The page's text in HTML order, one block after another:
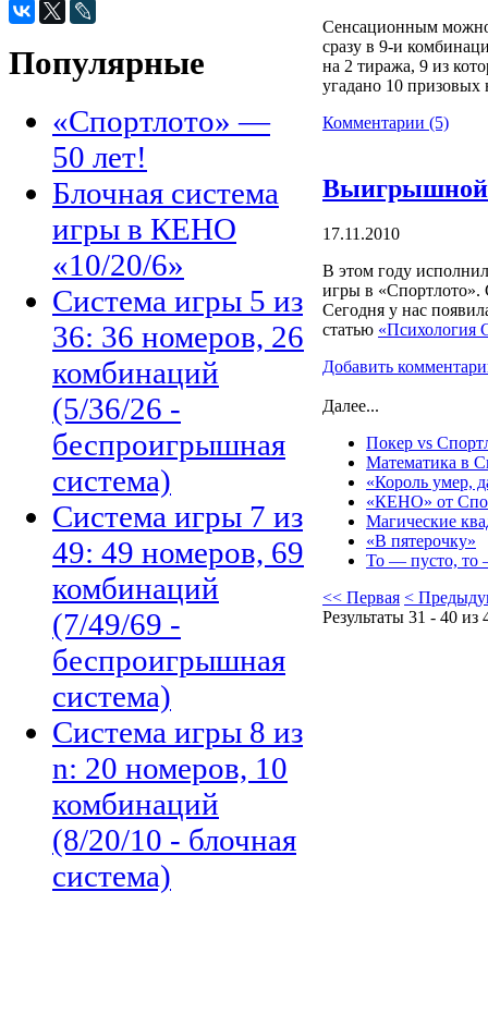
Популярные
«Спортлото» —
50 лет!
Блочная система
игры в КЕНО
«10/20/6»
Система игры 5 из
36: 36 номеров, 26
комбинаций
(5/36/26 -
беспроигрышная
система)
Система игры 7 из
49: 49 номеров, 69
комбинаций
(7/49/69 -
беспроигрышная
система)
Система игры 8 из
n: 20 номеров, 10
комбинаций
(8/20/10 - блочная
система)
Сенсационным
сразу в 9-и
на 2 тиража, 9 из
угадано 10
Комментарии (5)
Выигрышной
17.11.2010
В этом году
игры в «Спортлото».
Сегодня у нас
статью «Психология
Добавить
Далее...
Покер vs
Математика в
«Король умер,
«КЕНО» от
Магические
«В пятерочку»
То — пусто, то
<< Первая <
Результаты 31 - 40 из